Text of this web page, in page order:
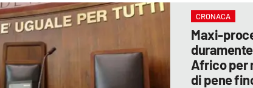
CRONACA
Maxi-
Africo per
di pene